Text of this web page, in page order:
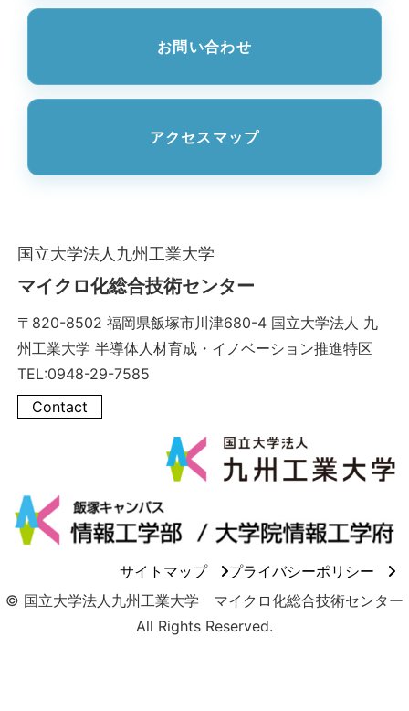
お問い合わせ
アクセスマップ
国立大学法人九州工業大学
マイクロ化総合技術センター
〒820-8502 福岡県飯塚市川津680-4 国立大学法人 九
州工業大学 半導体人材育成・イノベーション推進特区
TEL:0948-29-7585
Contact
プライバシーポリシー
サイトマップ
© 国立大学法人九州工業大学 マイクロ化総合技術センター
All Rights Reserved.